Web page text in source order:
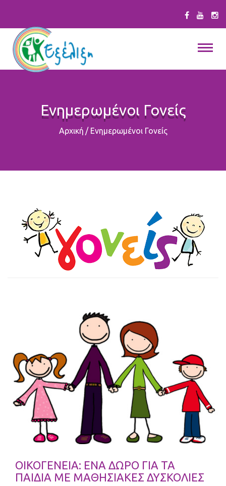
Ενημερωμένοι Γονείς
Αρχική /Ενημερωμένοι Γονείς
ΟΙΚΟΓΕΝΕΙΑ: ΕΝΑ ΔΩΡΟ ΓΙΑ ΤΑ
ΠΑΙΔΙΑ ΜΕ ΜΑΘΗΣΙΑΚΕΣ ΔΥΣΚΟΛΙΕΣ